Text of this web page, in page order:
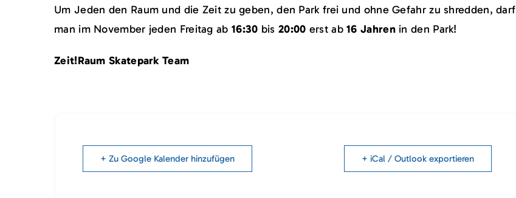
Um Jeden den Raum und die Zeit zu geben, den Park frei und ohne Gefahr zu shredden, darf
man im November jeden Freitag ab 16:30 bis 20:00 erst ab16 Jahrenin den Park!
Zeit!Raum Skatepark Team
+ Zu Google Kalender hinzufügen + iCal / Outlook exportieren